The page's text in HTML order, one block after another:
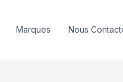
Marques Nous